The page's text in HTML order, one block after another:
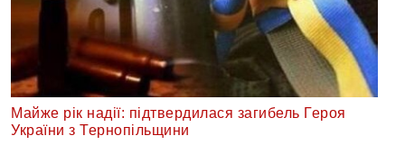
Майже рік надії: підтвердилася загибель Героя
України з Тернопільщини